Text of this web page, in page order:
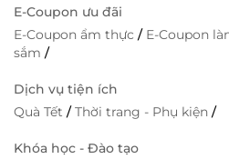
E-Coupon ưu đãi
E-Coupon ẩm thực / E-Coupon
sắm /
Dịch vụ tiện ích
Quà Tết /Thời trang - Phụ kiện /
Khóa học - Đào tạo